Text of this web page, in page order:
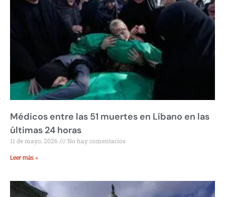
Médicos entre las 51 muertes en Líbano en las
últimas 24 horas
11 de mayo, 2026 No hay comentarios
Leer más »